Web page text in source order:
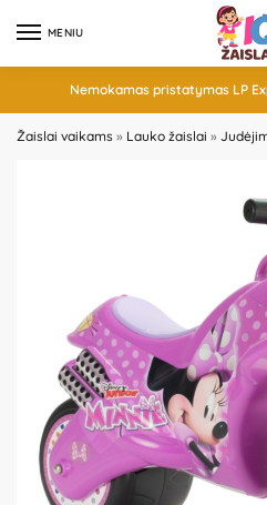
MENIU
Nemokamas pristatymas LP
Žaislai vaikams » Lauko žaislai »